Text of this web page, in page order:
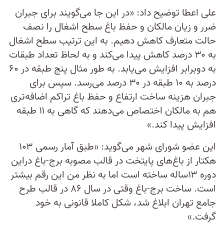
علی اعطا توضیح داد: «در این جا می‌‌گویند برای جبران
ضرر و زیان مالکان و حفظ باغ سطح اشغال را نصف
حالت متعارف کاهش دهیم. به این ترتیب سطح اشغال
به ۳۰ درصد کاهش پیدا می‌کند و به لحاظ تعداد طبقات
به دوبرابر افزایش می‌‌یابد. به طور مثال پنج طبقه در ۶۰
درصد به ۱۰ طبقه در ۳۰ درصد می‌رسد. سپس برای
جبران هزینه ساخت ارتفاع و حفظ باغ تراکم اضافه‌تری
هم به مالکان اختصاص می‌‌دهند که گاهی به ۱۱ طبقه
افزایش پیدا کند.»
این عضو شورای شهر می‌‎گوید: «طبق آمار رسمی ۱۰۳
هکتار از باغ‌‌های پایتخت در قالب مصوبه برج-باغ دراین
دوره ۱۳ساله ساخته است اما به نظر من این رقم بیشتر
است. ساخت برج-باغ وقتی در سال ۸۶ در قالب طرح
جامع تهران ابلاغ شد، شکل کاملا قانونی به خود
گرفت.»